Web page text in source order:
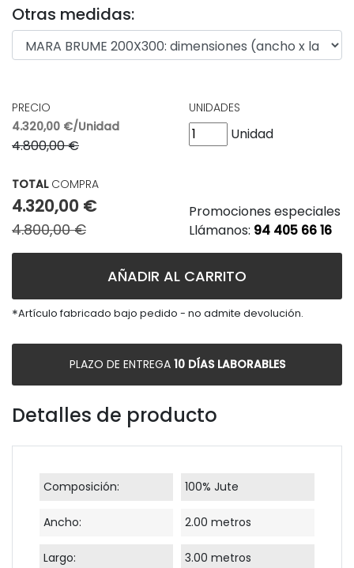
Otras medidas:
PRECIO
4.320,00 €/Unidad
4.800,00 €
UNIDADES
Unidad
TOTALCOMPRA
4.320,00 €
4.800,00 €
Promociones especiales
Llámanos: 94 405 66 16
AÑADIR AL CARRITO
*Artículo fabricado bajo pedido - no admite devolución.
PLAZO DE ENTREGA 10 DÍAS LABORABLES
Detalles de producto
Composición: 100% Jute
Ancho: 2.00 metros
Largo: 3.00 metros